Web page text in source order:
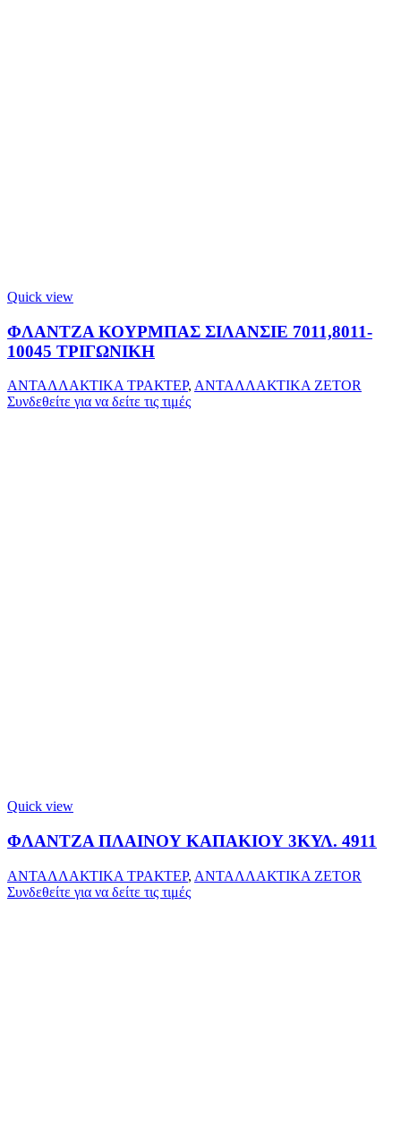
Quick view
ΦΛΑΝΤΖΑ ΚΟΥΡΜΠΑΣ ΣΙΛΑΝΣΙΕ 7011,8011-
10045 ΤΡΙΓΩΝΙΚΗ
ΑΝΤΑΛΛΑΚΤΙΚΑ ΤΡΑΚΤΕΡ, ΑΝΤΑΛΛΑΚΤΙΚΑ ZETOR
Συνδεθείτε για να δείτε τις τιμές
Quick view
ΦΛΑΝΤΖΑ ΠΛΑΙΝΟΥ ΚΑΠΑΚΙΟΥ 3ΚΥΛ. 4911
ΑΝΤΑΛΛΑΚΤΙΚΑ ΤΡΑΚΤΕΡ, ΑΝΤΑΛΛΑΚΤΙΚΑ ZETOR
Συνδεθείτε για να δείτε τις τιμές